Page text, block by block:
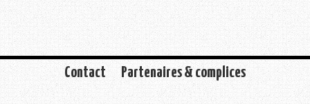
Contact Partenaires & complices